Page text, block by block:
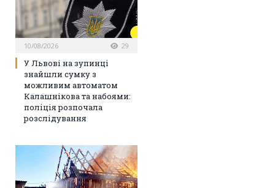
10/08/2026 29
У Львові на зупинці
знайшли сумку з
можливим автоматом
Калашнікова та набоями:
поліція розпочала
розслідування